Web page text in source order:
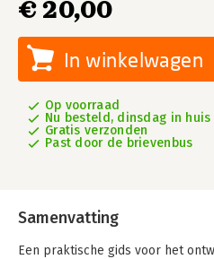
€ 20,00
In winkelwagen
Op voorraad
Nu besteld, dinsdag in huis
Gratis verzonden
Past door de brievenbus
Samenvatting
Een praktische gids voor het